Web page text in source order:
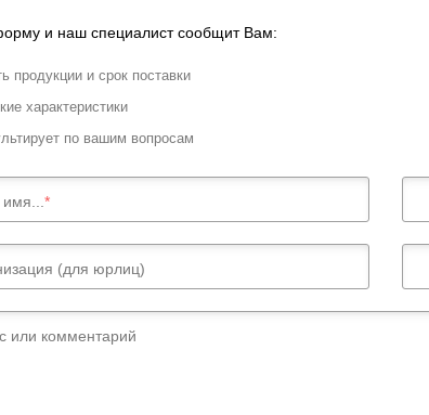
и наш специалист сообщит Вам:
продукции и срок поставки
характеристики
по вашим вопросам
(для юрлиц)
или комментарий